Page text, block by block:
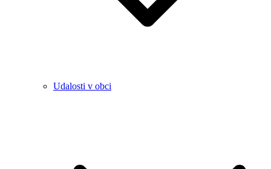
Udalosti v obci